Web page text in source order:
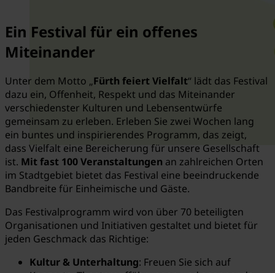
Ein Festival für ein offenes
Miteinander
Unter dem Motto „Fürth feiert Vielfalt“ lädt das Festival
dazu ein, Offenheit, Respekt und das Miteinander
verschiedenster Kulturen und Lebensentwürfe
gemeinsam zu erleben. Erleben Sie zwei Wochen lang
ein buntes und inspirierendes Programm, das zeigt,
dass Vielfalt eine Bereicherung für unsere Gesellschaft
ist. Mit fast 100 Veranstaltungen an zahlreichen Orten
im Stadtgebiet bietet das Festival eine beeindruckende
Bandbreite für Einheimische und Gäste.
Das Festivalprogramm wird von über 70 beteiligten
Organisationen und Initiativen gestaltet und bietet für
jeden Geschmack das Richtige:
Kultur & Unterhaltung: Freuen Sie sich auf